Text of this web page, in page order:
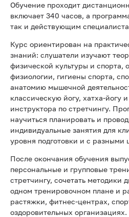
Обучение проходит
включает 340 часов, а
так и действующим
Курс ориентирован на
знаний: слушатели изучают
физической культуры и спорта,
физиологии, гигиены спорта,
анатомию мышечной
классическую йогу, хатха-йогу
инструктора по стретчингу.
научиться планировать и
индивидуальные занятия для
уровня подготовки и с разными
После окончания обучения
персональные и групповые
стретчингу, сочетать методики
одном тренировочном плане и
растяжки, фитнес-центрах,
оздоровительных